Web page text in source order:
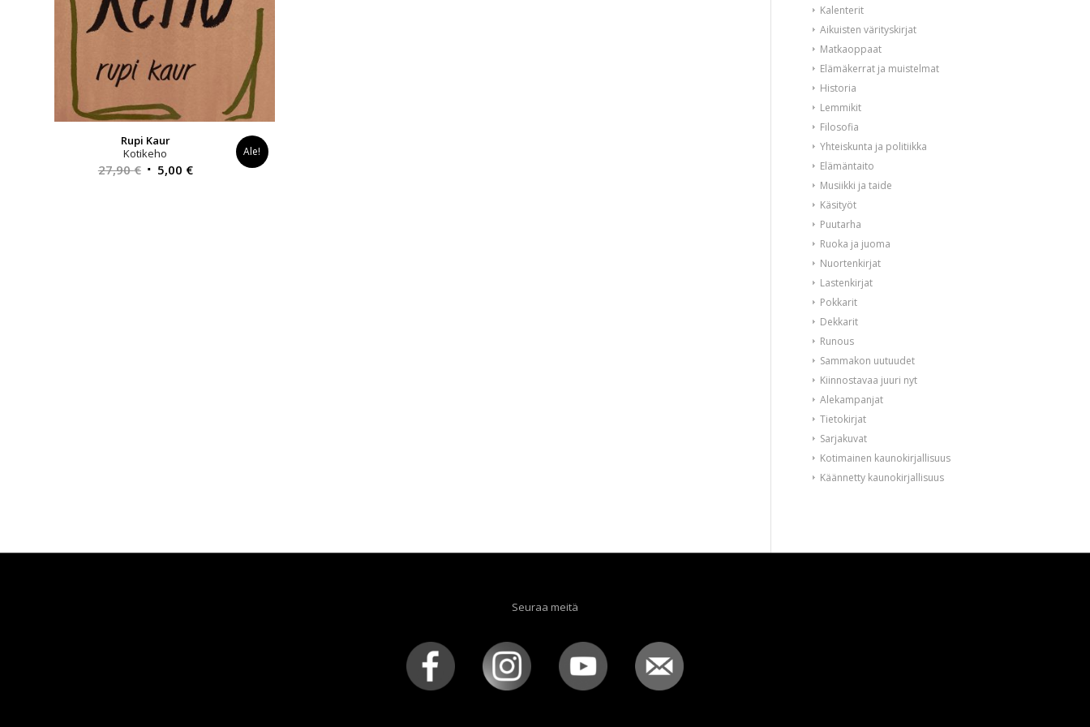
Rupi Kaur
Kotikeho
27,90€ Alkuperäinen
5,00 €Nykyinen
Ale!
Kalenterit
Aikuisten värityskirjat
Matkaoppaat
Elämäkerrat ja muistelmat
Historia
Lemmikit
Filosofia
Yhteiskunta ja politiikka
Elämäntaito
Musiikki ja taide
Käsityöt
Puutarha
Ruoka ja juoma
Nuortenkirjat
Lastenkirjat
Pokkarit
Dekkarit
Runous
Sammakon uutuudet
Kiinnostavaa juuri nyt
Alekampanjat
Tietokirjat
Sarjakuvat
Kotimainen kaunokirjallisuus
Käännetty kaunokirjallisuus
Seuraa meitä